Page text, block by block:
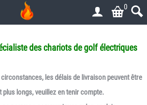
0
des chariots de golf électriques
les délais de livraison peuvent être
plus longs, veuillez en tenir compte.